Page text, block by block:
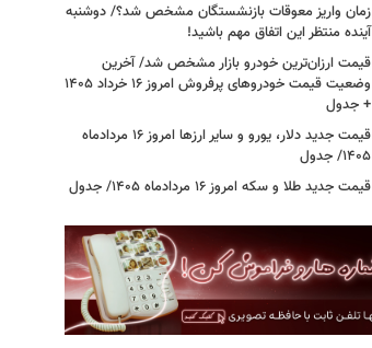
زمان واریز معوقات بازنشستگان مشخص شد؟/ دوشنبه
آینده منتظر این اتفاق مهم باشید!
قیمت ارزان‌ترین خودرو بازار مشخص شد/ آخرین
وضعیت قیمت خودروهای پرفروش امروز ۱۶ خرداد ۱۴۰۵
+ جدول
قیمت جدید دلار، یورو و سایر ارزها امروز ۱۶ مردادماه
۱۴۰۵/ جدول
قیمت جدید طلا و سکه امروز ۱۶ مردادماه ۱۴۰۵/ جدول